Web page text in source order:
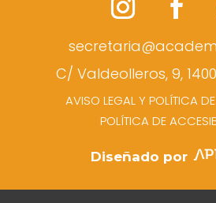
C/ Valdeolleros, 9,
AVISO LEGAL Y POLÍTICA
POLÍTICA DE
Diseñado por